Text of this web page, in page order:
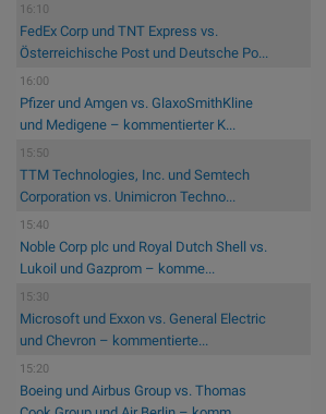
16:10
FedEx Corp und TNT Express vs.
Österreichische Post und Deutsche Po...
16:00
Pfizer und Amgen vs. GlaxoSmithKline
und Medigene – kommentierter K...
15:50
TTM Technologies, Inc. und Semtech
Corporation vs. Unimicron Techno...
15:40
Noble Corp plc und Royal Dutch Shell vs.
Lukoil und Gazprom – komme...
15:30
Microsoft und Exxon vs. General Electric
und Chevron – kommentierte...
15:20
Boeing und Airbus Group vs. Thomas